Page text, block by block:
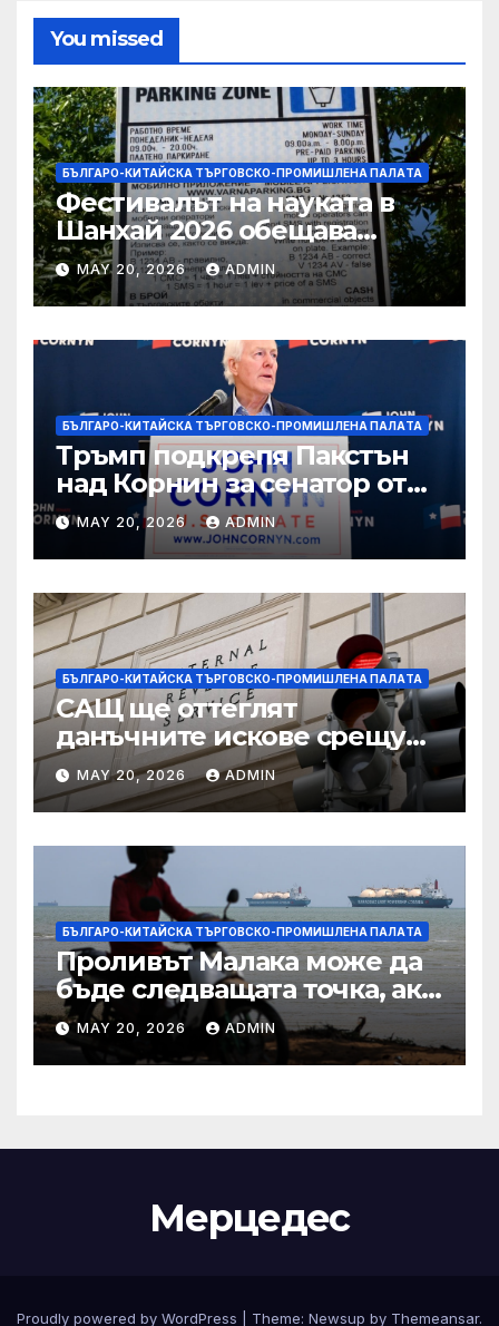
You missed
БЪЛГАРО-КИТАЙСКА ТЪРГОВСКО-ПРОМИШЛЕНА ПАЛAТА
Фестивалът на науката в
Шанхай 2026 обещава
вълнуващи научно-
технологични иновации
MAY 20, 2026 ADMIN
БЪЛГАРО-КИТАЙСКА ТЪРГОВСКО-ПРОМИШЛЕНА ПАЛAТА
Тръмп подкрепя Пакстън
над Корнин за сенатор от
Тексас в шокираща
подкрепа
MAY 20, 2026 ADMIN
БЪЛГАРО-КИТАЙСКА ТЪРГОВСКО-ПРОМИШЛЕНА ПАЛAТА
САЩ ще оттеглят
данъчните искове срещу
Тръмп „завинаги“ в
сделката за съдебно дело с
IRS
MAY 20, 2026 ADMIN
БЪЛГАРО-КИТАЙСКА ТЪРГОВСКО-ПРОМИШЛЕНА ПАЛAТА
Проливът Малака може да
бъде следващата точка, ако
Азия не внимава
MAY 20, 2026 ADMIN
Мерцедес
Proudly powered by WordPress Theme: Newsup by Themeansar.